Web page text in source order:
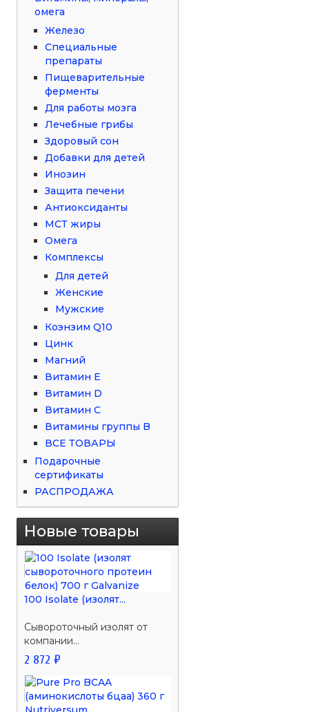
омега
Железо
Специальные
препараты
Пищеварительные
ферменты
Для работы мозга
Лечебные грибы
Здоровый сон
Добавки для детей
Инозин
Защита печени
Антиоксиданты
МСТ жиры
Омега
Комплексы
Для детей
Женские
Мужские
Коэнзим Q10
Цинк
Магний
Витамин Е
Витамин D
Витамин С
Витамины группы B
ВСЕ ТОВАРЫ
Подарочные
сертификаты
РАСПРОДАЖА
Новые товары
100 Isolate (изолят...
Сывороточный изолят от
компании...
2 872 ₽